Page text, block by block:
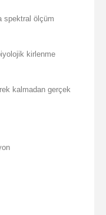
spektral ölçüm
kirlenme
kalmadan gerçek